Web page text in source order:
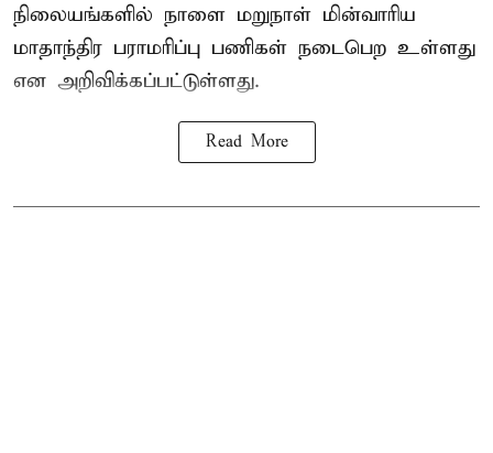
நிலையங்களில் நாளை மறுநாள் மின்வாரிய
மாதாந்திர பராமரிப்பு பணிகள் நடைபெற உள்ளது
என அறிவிக்கப்பட்டுள்ளது.
Read More